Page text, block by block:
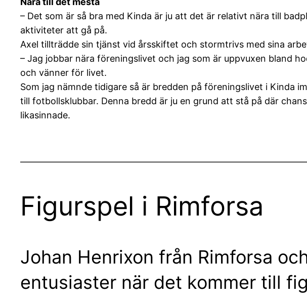
– Det som är så bra med Kinda är ju att det är relativt nära till
aktiviteter att gå på.
Axel tillträdde sin tjänst vid årsskiftet och stormtrivs med sina
– Jag jobbar nära föreningslivet och jag som är uppvuxen bland
och vänner för livet.
Som jag nämnde tidigare så är bredden på föreningslivet i Kinda
till fotbollsklubbar. Denna bredd är ju en grund att stå på där
likasinnade.
Figurspel i Rimforsa
Johan Henrixon från Rimforsa
entusiaster när det kommer till